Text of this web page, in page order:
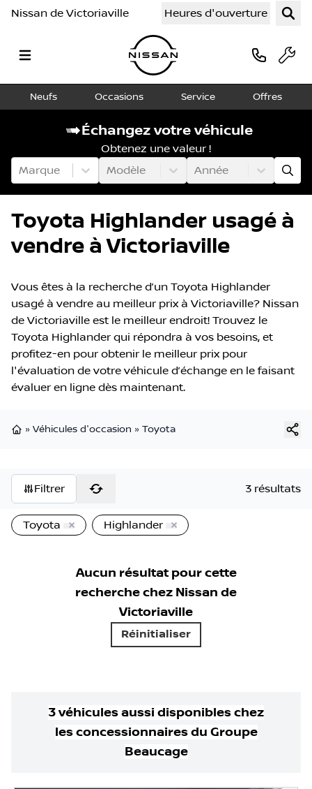
Nissan de Victoriaville Heures d'ouverture
Neufs Occasions Service Offres
Échangez votre véhicule
Obtenez une valeur !
Marque
Modèle Année
Toyota Highlander usagé à
vendre à Victoriaville
Vous êtes à la recherche d’un Toyota Highlander
usagé à vendre au meilleur prix à Victoriaville? Nissan
de Victoriaville est le meilleur endroit! Trouvez le
Toyota Highlander qui répondra à vos besoins, et
profitez-en pour obtenir le meilleur prix pour
l'évaluation de votre véhicule d’échange en le faisant
évaluer en ligne dès maintenant.
» Véhicules d'occasion » Toyota
Filtrer 3 résultats
Toyota Highlander
Aucun résultat pour cette
recherche chez Nissan de
Victoriaville
Réinitialiser
3véhiculesaussi disponibleschez
les concessionnaires du Groupe
Beaucage